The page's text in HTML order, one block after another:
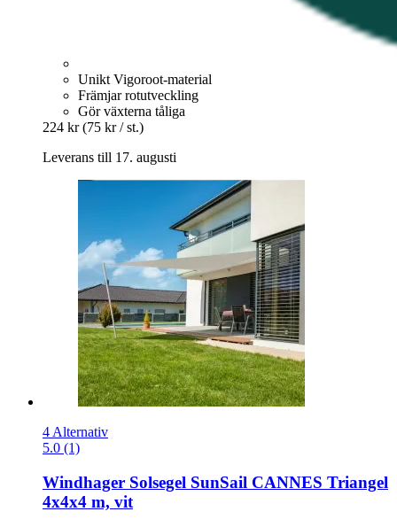
Unikt Vigoroot-material
Främjar rotutveckling
Gör växterna tåliga
224 kr (75 kr / st.)
Leverans till 17. augusti
4 Alternativ
5.0 (1)
Windhager Solsegel SunSail CANNES Triangel
4x4x4 m, vit